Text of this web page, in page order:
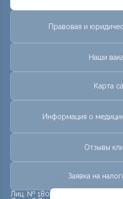
Правовая и
Наши
Карта
Информация о
Отзывы
Заявка на
Лиц. № 18010478 от 25 мая 2018